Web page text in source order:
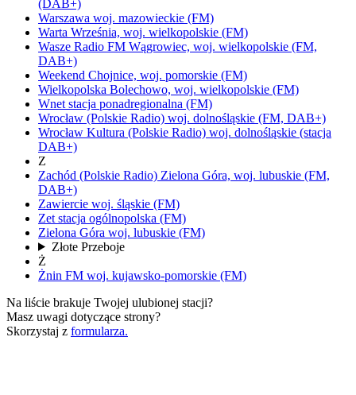
(DAB+)
Warszawa woj. mazowieckie (FM)
Warta Września, woj. wielkopolskie (FM)
Wasze Radio FM Wągrowiec, woj. wielkopolskie (FM,
DAB+)
Weekend Chojnice, woj. pomorskie (FM)
Wielkopolska Bolechowo, woj. wielkopolskie (FM)
Wnet stacja ponadregionalna (FM)
Wrocław (Polskie Radio) woj. dolnośląskie (FM, DAB+)
Wrocław Kultura (Polskie Radio) woj. dolnośląskie (stacja
DAB+)
Z
Zachód (Polskie Radio) Zielona Góra, woj. lubuskie (FM,
DAB+)
Zawiercie woj. śląskie (FM)
Zet stacja ogólnopolska (FM)
Zielona Góra woj. lubuskie (FM)
Złote Przeboje
Ż
Żnin FM woj. kujawsko-pomorskie (FM)
Na liście brakuje Twojej ulubionej stacji?
Masz uwagi dotyczące strony?
Skorzystaj z formularza.